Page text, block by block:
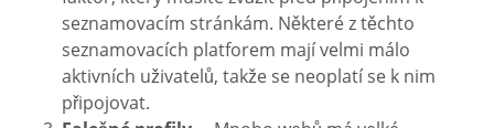
seznamovacím stránkám. Některé z těchto
seznamovacích platforem mají velmi málo
aktivních uživatelů, takže se neoplatí se k nim
připojovat.